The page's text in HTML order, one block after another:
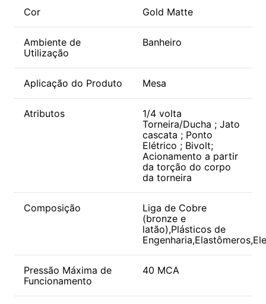
Cor Gold Matte
Ambiente de
Utilização
Banheiro
Aplicação do Produto Mesa
Atributos
1/4 volta
Torneira/Ducha ; Jato
cascata ; Ponto
Elétrico ; Bivolt;
Acionamento a partir
da torção do corpo
da torneira
Composição
Liga de Cobre
(bronze e
latão),Plásticos de
Pressão Máxima de
Funcionamento
40 MCA